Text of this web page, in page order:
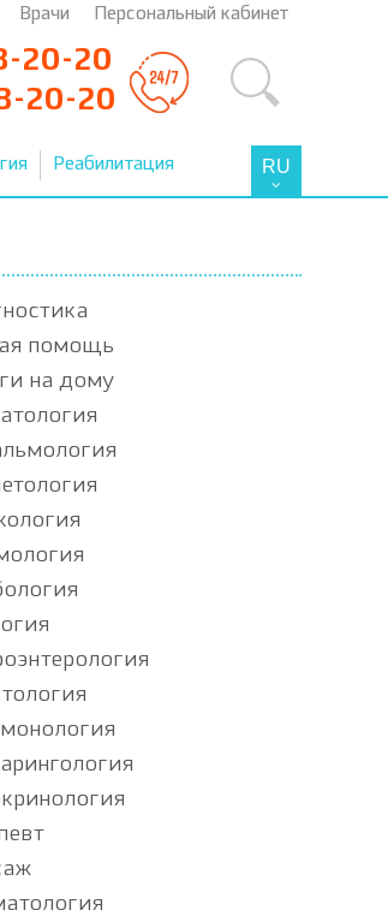
Врачи Персональный кабинет
20-20
20-20
Реабилитация RU
помощь
на дому